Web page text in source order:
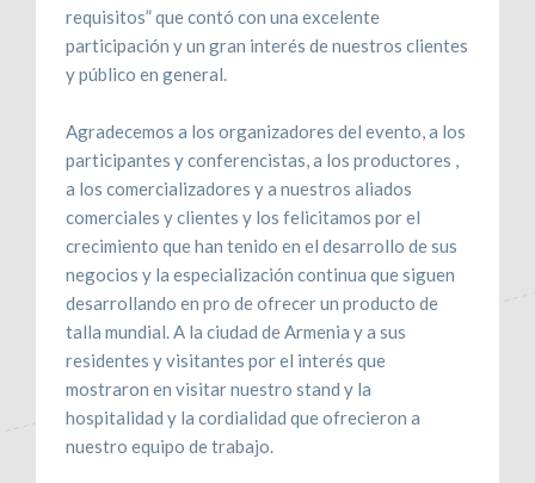
requisitos” que contó con una excelente
participación y un gran interés de nuestros clientes
y público en general.
Agradecemos a los organizadores del evento, a los
participantes y conferencistas, a los productores ,
a los comercializadores y a nuestros aliados
comerciales y clientes y los felicitamos por el
crecimiento que han tenido en el desarrollo de sus
negocios y la especialización continua que siguen
desarrollando en pro de ofrecer un producto de
talla mundial. A la ciudad de Armenia y a sus
residentes y visitantes por el interés que
mostraron en visitar nuestro stand y la
hospitalidad y la cordialidad que ofrecieron a
nuestro equipo de trabajo.